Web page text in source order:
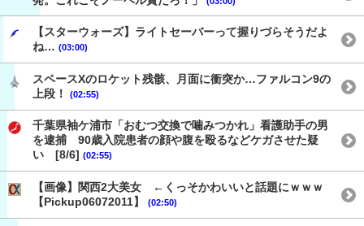
【スターウォーズ】ライトセーバーって握りづらそうだよ
ね… (03:00)
スペースXのロケット残骸、月面に衝突か…ファルコン9の
上段！
(02:55)
千葉県袖ケ浦市「おむつ交換で噛みつかれ」看護助手の男
を逮捕 90歳入院患者の顔や腹を殴るなどケガさせた疑
い [8/6] (02:55)
【画像】関西2大美女 ←くっそかわいいと話題にｗｗｗ
【Pickup06072011】
(02:50)